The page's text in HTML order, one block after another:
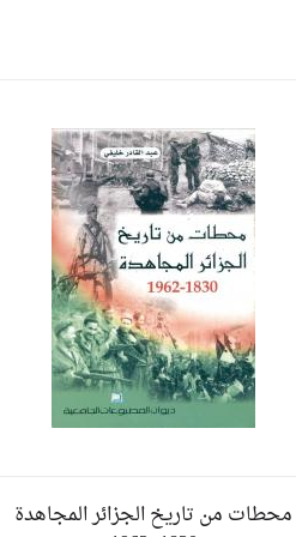
محطات من تاريخ الجزائر المجاهدة